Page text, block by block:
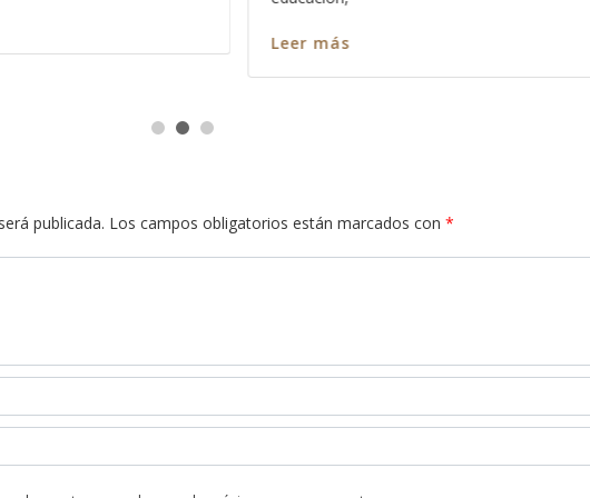
publicada. Los campos obligatorios están marcados con *